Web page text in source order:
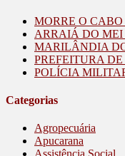
MORRE O
ARRAIÁ DO MEI
MARILÂNDIA
PREFEITURA
POLÍCIA
Categorias
Agropecuária
Apucarana